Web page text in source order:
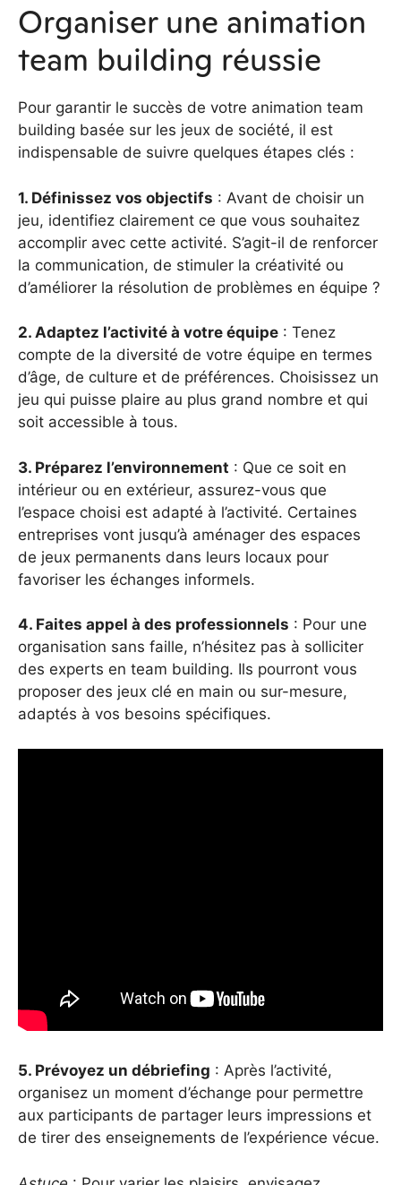
Organiser une animation
team building réussie
Pour garantir le succès de votre animation team
building basée sur les jeux de société, il est
indispensable de suivre quelques étapes clés :
1. Définissez vos objectifs : Avant de choisir un
jeu, identifiez clairement ce que vous souhaitez
accomplir avec cette activité. S’agit-il de renforcer
la communication, de stimuler la créativité ou
d’améliorer la résolution de problèmes en équipe ?
2. Adaptez l’activité à votre équipe : Tenez
compte de la diversité de votre équipe en termes
d’âge, de culture et de préférences. Choisissez un
jeu qui puisse plaire au plus grand nombre et qui
soit accessible à tous.
3. Préparez l’environnement : Que ce soit en
intérieur ou en extérieur, assurez-vous que
l’espace choisi est adapté à l’activité. Certaines
entreprises vont jusqu’à aménager des espaces
de jeux permanents dans leurs locaux pour
favoriser les échanges informels.
4. Faites appel à des professionnels : Pour une
organisation sans faille, n’hésitez pas à solliciter
des experts en team building. Ils pourront vous
proposer des jeux clé en main ou sur-mesure,
adaptés à vos besoins spécifiques.
5. Prévoyez un débriefing : Après l’activité,
organisez un moment d’échange pour permettre
aux participants de partager leurs impressions et
de tirer des enseignements de l’expérience vécue.